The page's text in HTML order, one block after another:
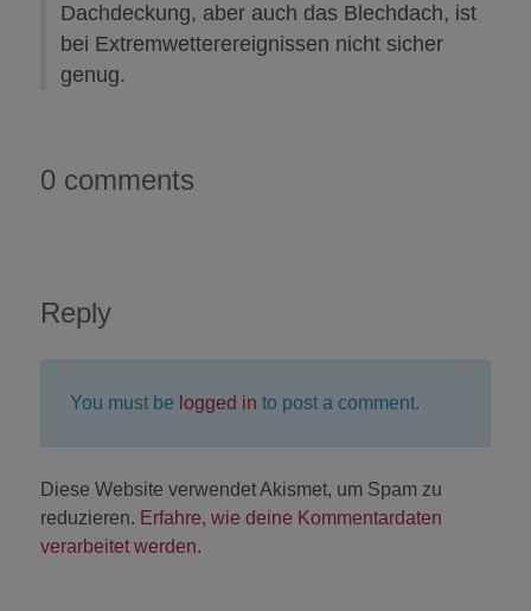
Dachdeckung, aber auch das Blechdach, ist
bei Extremwetterereignissen nicht sicher
genug.
0 comments
Reply
You must be logged in to post a comment.
Diese Website verwendet Akismet, um Spam zu
reduzieren. Erfahre, wie deine Kommentardaten
verarbeitet werden.